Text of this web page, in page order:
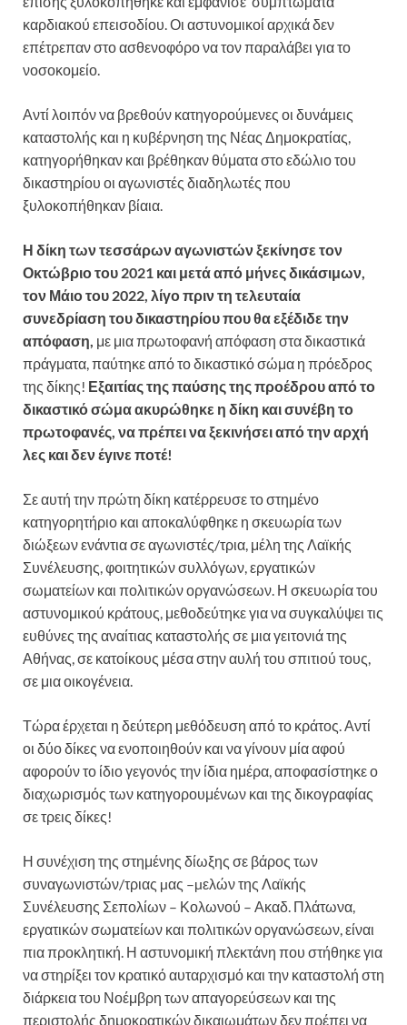
καρδιακού επεισοδίου. Οι αστυνομικοί αρχικά δεν
επέτρεπαν στο ασθενοφόρο να τον παραλάβει για το
νοσοκομείο.
Αντί λοιπόν να βρεθούν κατηγορούμενες οι δυνάμεις
καταστολής και η κυβέρνηση της Νέας Δημοκρατίας,
κατηγορήθηκαν και βρέθηκαν θύματα στο εδώλιο του
δικαστηρίου οι αγωνιστές διαδηλωτές που
ξυλοκοπήθηκαν βίαια.
Η δίκη των τεσσάρων αγωνιστών ξεκίνησε τον
Οκτώβριο του 2021 και μετά από μήνες δικάσιμων,
τον Μάιο του 2022, λίγο πριν τη τελευταία
συνεδρίαση του δικαστηρίου που θα εξέδιδε την
απόφαση, με μια πρωτοφανή απόφαση στα δικαστικά
πράγματα, παύτηκε από το δικαστικό σώμα η πρόεδρος
της δίκης! Εξαιτίας της παύσης της προέδρου από το
δικαστικό σώμα ακυρώθηκε η δίκη και συνέβη το
πρωτοφανές, να πρέπει να ξεκινήσει από την αρχή
λες και δεν έγινε ποτέ!
Σε αυτή την πρώτη δίκη κατέρρευσε το στημένο
κατηγορητήριο και αποκαλύφθηκε η σκευωρία των
διώξεων ενάντια σε αγωνιστές/τρια, μέλη της Λαϊκής
Συνέλευσης, φοιτητικών συλλόγων, εργατικών
σωματείων και πολιτικών οργανώσεων. Η σκευωρία του
αστυνομικού κράτους, μεθοδεύτηκε για να συγκαλύψει τις
ευθύνες της αναίτιας καταστολής σε μια γειτονιά της
Αθήνας, σε κατοίκους μέσα στην αυλή του σπιτιού τους,
σε μια οικογένεια.
Τώρα έρχεται η δεύτερη μεθόδευση από το κράτος. Αντί
οι δύο δίκες να ενοποιηθούν και να γίνουν μία αφού
αφορούν το ίδιο γεγονός την ίδια ημέρα, αποφασίστηκε ο
διαχωρισμός των κατηγορουμένων και της δικογραφίας
σε τρεις δίκες!
Η συνέχιση της στημένης δίωξης σε βάρος των
συναγωνιστών/τριας µας –µελών της Λαϊκής
Συνέλευσης Σεπολίων – Κολωνού – Ακαδ. Πλάτωνα,
εργατικών σωματείων και πολιτικών οργανώσεων, είναι
πια προκλητική. Η αστυνομική πλεκτάνη που στήθηκε για
να στηρίξει τον κρατικό αυταρχισμό και την καταστολή στη
διάρκεια του Νοέμβρη των απαγορεύσεων και της
περιστολής δημοκρατικών δικαιωμάτων δεν πρέπει να